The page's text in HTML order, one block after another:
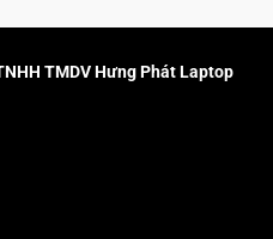
TMDV Hưng Phát Laptop